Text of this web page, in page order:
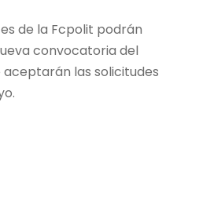
de la Fcpolit podrán
convocatoria del
aceptarán las solicitudes